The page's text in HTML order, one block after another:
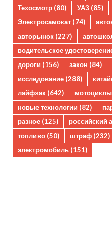
Техосмотр (80) УАЗ (85)
Электросамокат (74)
авторынок (227)
водительское
дороги (156) закон (84)
исследование (288)
лайфхак (642) мотоциклы
новые технологии (82)
разное (125) российский
топливо (50) штраф (232)
электромобиль (151)